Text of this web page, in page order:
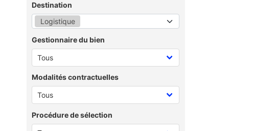
Destination
Logistique
Gestionnaire du bien
Modalités contractuelles
Procédure de sélection